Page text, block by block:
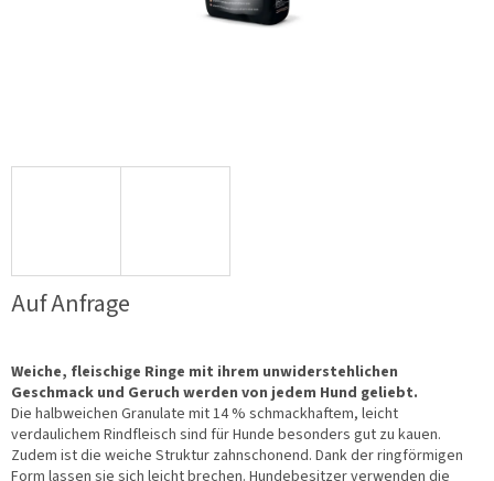
Auf Anfrage
Weiche, fleischige Ringe mit ihrem unwiderstehlichen
Geschmack und Geruch werden von jedem Hund geliebt.
Die halbweichen Granulate mit 14 % schmackhaftem, leicht
verdaulichem Rindfleisch sind für Hunde besonders gut zu kauen.
Zudem ist die weiche Struktur zahnschonend. Dank der ringförmigen